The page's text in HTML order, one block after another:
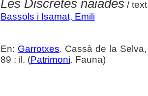
Les Discretes nàiades/ text
Bassols i Isamat, Emili
En: Garrotxes. Cassà de la
89 : il. (Patrimoni. Fauna)